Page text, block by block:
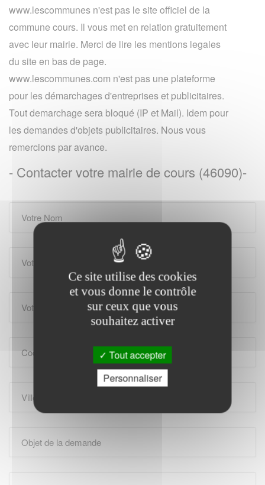
www.lescommunes n'est pas le site officiel de la
commune cours. Il vous met en relation gratuitement
avec leur mairie. Merci de lire les mentions legales
du site en bas de page.
www.lescommunes.com n'est pas une plateforme
pour les démarchages d'entreprises et publicitaires.
Tout demarchage sera bloqué (IP et Mail). Idem pour
les demandes d'objets publicitaires. Nous vous
remercions par avance.
- Contacter votre mairie de cours (46090)-
Ce site utilise des cookies
et vous donne le contrôle
sur ceux que vous
souhaitez activer
Tout accepter
Personnaliser